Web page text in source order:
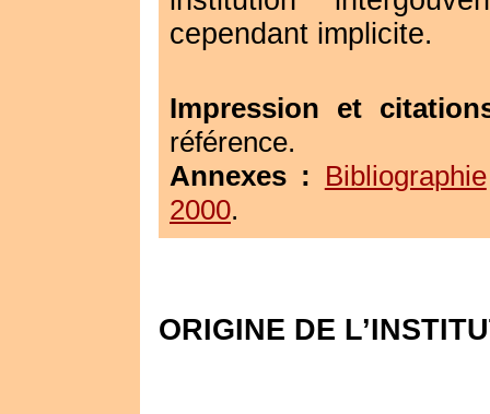
cependant implicite.
Impression et
référence.
Annexes : Bibliographie
2000.
ORIGINE DE